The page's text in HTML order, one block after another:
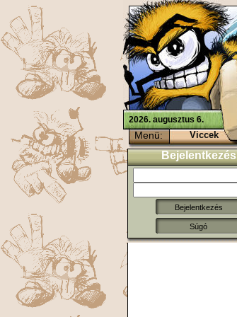
2026. augusztus 6.
Menü: Viccek
Bejelentkezés
Súgó